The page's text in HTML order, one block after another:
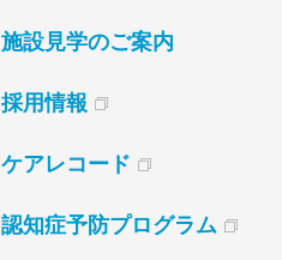
施設見学のご案内
採用情報
ケアレコード
認知症予防プログラム